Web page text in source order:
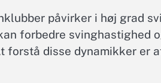
påvirker i høj grad
forbedre svinghastighed
forstå disse dynamikker